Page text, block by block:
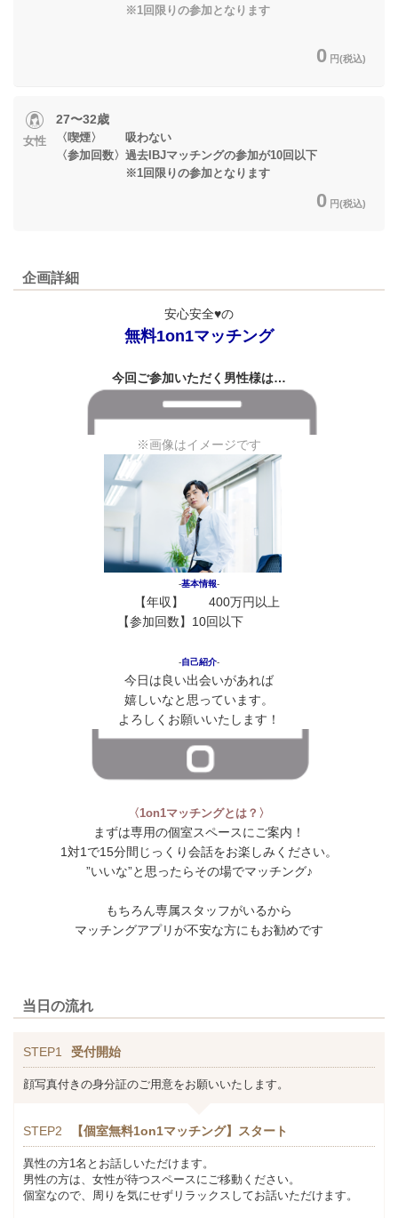
※1回限りの参加となります
0 円(税込)
女性
27〜32歳
〈喫煙〉 吸わない
〈参加回数〉過去IBJマッチングの参加が10回以下
※1回限りの参加となります
0 円(税込)
企画詳細
安心安全♥の
無料1on1マッチング
今回ご参加いただく男性様は…
※画像はイメージです
‐基本情報‐
【年収】 400万円以上
【参加回数】10回以下
‐自己紹介‐
今日は良い出会いがあれば
嬉しいなと思っています。
よろしくお願いいたします！
〈1on1マッチングとは？〉
まずは専用の個室スペースにご案内！
1対1で15分間じっくり会話をお楽しみください。
”いいな”と思ったらその場でマッチング♪
もちろん専属スタッフがいるから
マッチングアプリが不安な方にもお勧めです
当日の流れ
STEP1 受付開始
顔写真付きの身分証のご用意をお願いいたします。
STEP2 【個室無料1on1マッチング】スタート
異性の方1名とお話しいただけます。
男性の方は、女性が待つスペースにご移動ください。
個室なので、周りを気にせずリラックスしてお話いただけます。